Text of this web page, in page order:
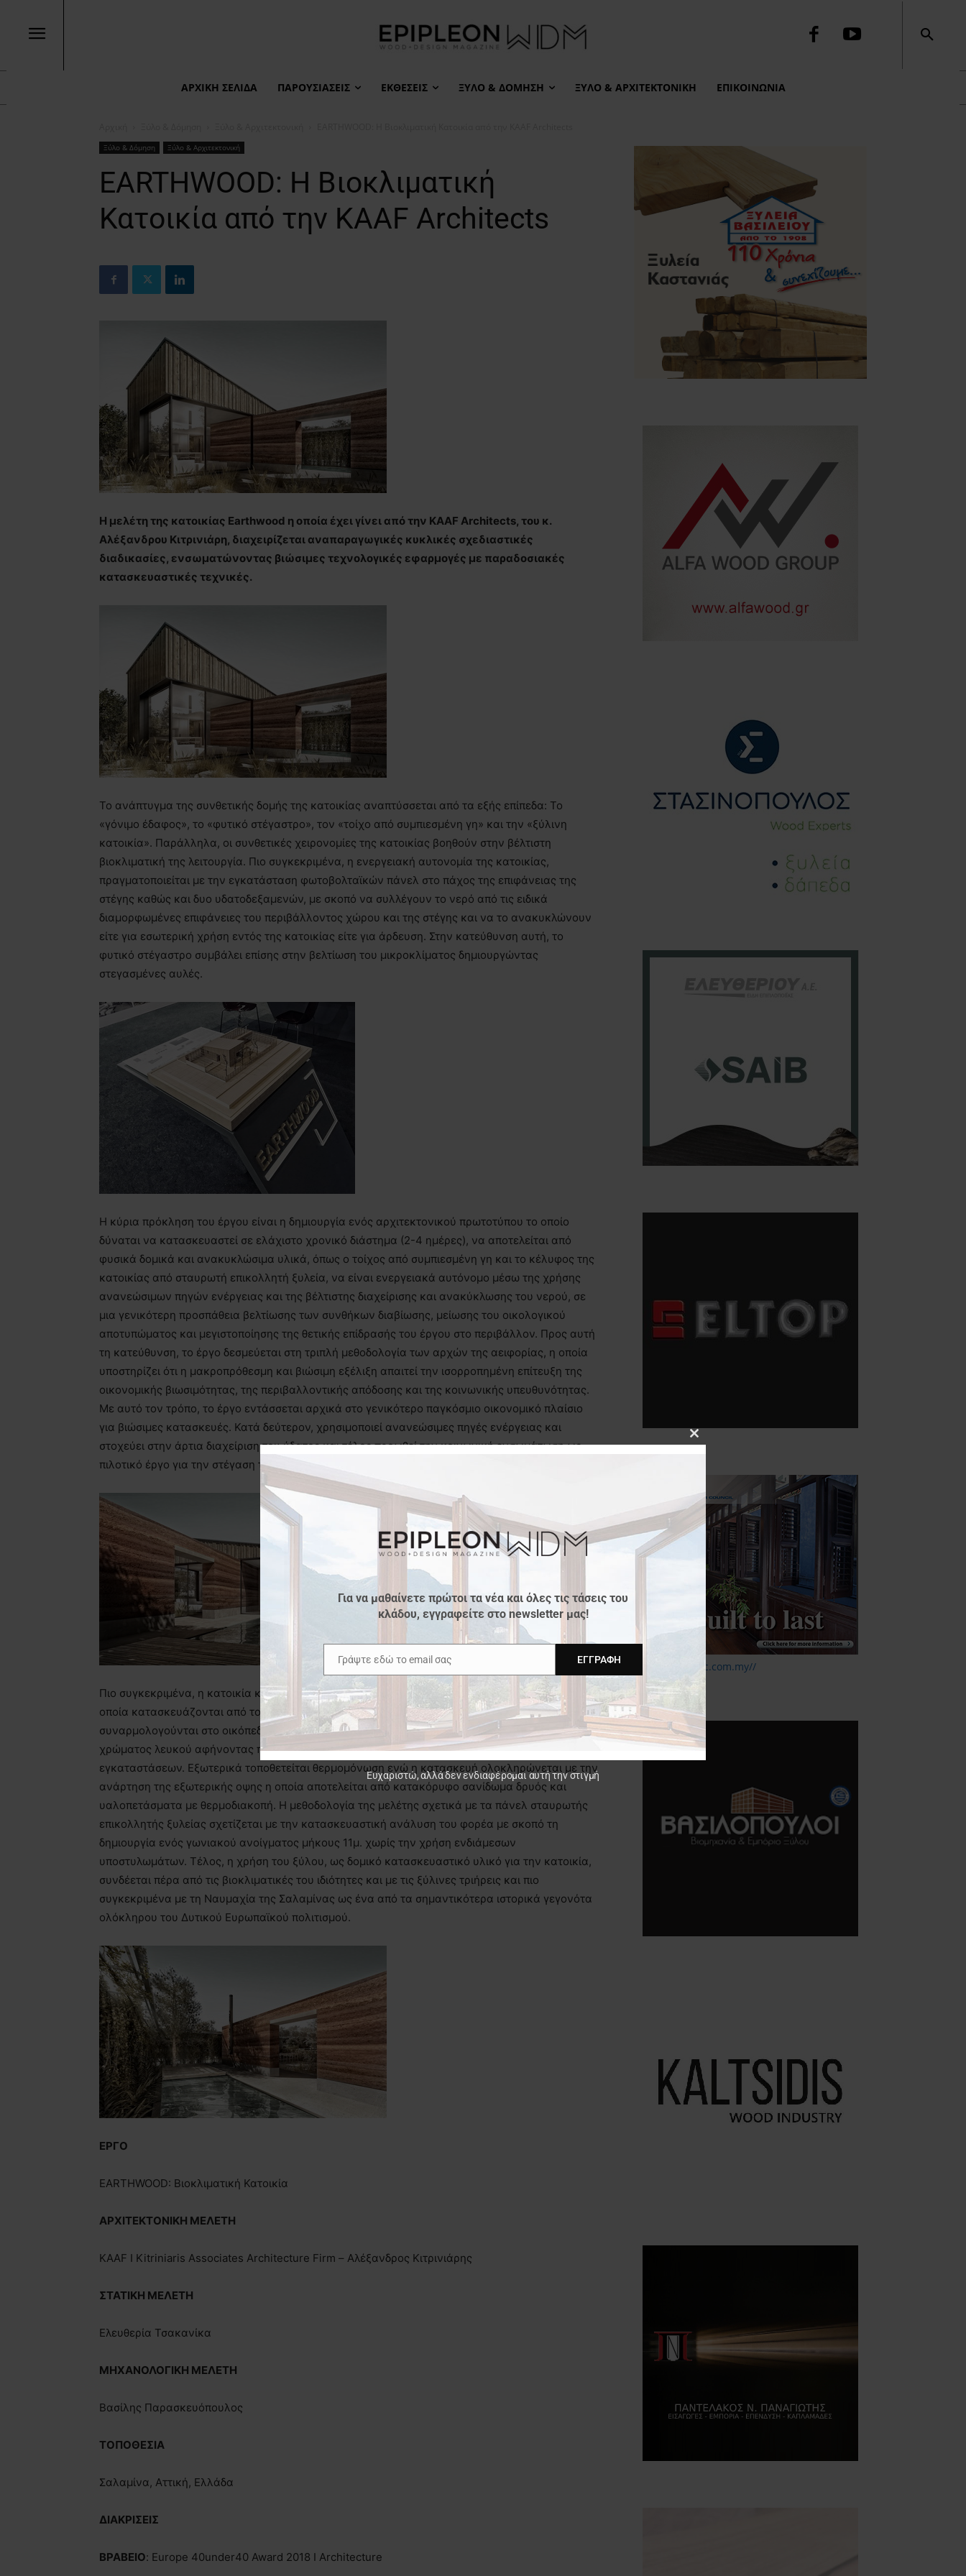
ΑΡΧΙΚΉ ΣΕΛΊΔΑ ΠΑΡΟΥΣΙΆΣΕΙΣ ΕΚΘΈΣΕΙΣ ΞΎΛΟ & ΔΌΜΗΣΗ ΞΎΛΟ & ΑΡΧΙΤΕΚΤΟΝΙΚΉ ΕΠΙΚΟΙΝΩΝΙΑ
Ξύλο & Δόμηση Ξύλο & Αρχιτεκτονική
EARTHWOOD: H Βιοκλιματική
Κατοικία από την KAAF Architects
H μελέτη της κατοικίας Earthwood η οποία έχει γίνει από την KAAF Architects, του κ.
Αλέξανδρου Κιτρινιάρη, διαχειρίζεται αναπαραγωγικές κυκλικές σχεδιαστικές
διαδικασίες, ενσωματώνοντας βιώσιμες τεχνολογικές εφαρμογές με παραδοσιακές
κατασκευαστικές τεχνικές.
Το ανάπτυγμα της συνθετικής δομής της κατοικίας αναπτύσσεται από τα εξής επίπεδα: Το
«γόνιμο έδαφος», το «φυτικό στέγαστρο», τον «τοίχο από συμπιεσμένη γη» και την «ξύλινη
κατοικία». Παράλληλα, οι συνθετικές χειρονομίες της κατοικίας βοηθούν στην βέλτιστη
βιοκλιματική της λειτουργία. Πιο συγκεκριμένα, η ενεργειακή αυτονομία της κατοικίας,
πραγματοποιείται με την εγκατάσταση φωτοβολταϊκών πάνελ στο πάχος της επιφάνειας της
στέγης καθώς και δυο υδατοδεξαμενών, με σκοπό να συλλέγουν το νερό από τις ειδικά
διαμορφωμένες επιφάνειες του περιβάλλοντος χώρου και της στέγης και να το ανακυκλώνουν
είτε για εσωτερική χρήση εντός της κατοικίας είτε για άρδευση. Στην κατεύθυνση αυτή, το
φυτικό στέγαστρο συμβάλει επίσης στην βελτίωση του μικροκλίματος δημιουργώντας
στεγασμένες αυλές.
Η κύρια πρόκληση του έργου είναι η δημιουργία ενός αρχιτεκτονικού πρωτοτύπου το οποίο
δύναται να κατασκευαστεί σε ελάχιστο χρονικό διάστημα (2-4 ημέρες), να αποτελείται από
φυσικά δομικά και ανακυκλώσιμα υλικά, όπως ο τοίχος από συμπιεσμένη γη και το κέλυφος της
κατοικίας από σταυρωτή επικολλητή ξυλεία, να είναι ενεργειακά αυτόνομο μέσω της χρήσης
ανανεώσιμων πηγών ενέργειας και της βέλτιστης διαχείρισης και ανακύκλωσης του νερού, σε
μια γενικότερη προσπάθεια βελτίωσης των συνθήκων διαβίωσης, μείωσης του οικολογικού
αποτυπώματος και μεγιστοποίησης της θετικής επίδρασής του έργου στο περιβάλλον. Προς αυτή
τη κατεύθυνση, το έργο δεσμεύεται στη τριπλή μεθοδολογία των αρχών της αειφορίας, η οποία
υποστηρίζει ότι η μακροπρόθεσμη και βιώσιμη εξέλιξη απαιτεί την ισορροπημένη επίτευξη της
οικονομικής βιωσιμότητας, της περιβαλλοντικής απόδοσης και της κοινωνικής υπευθυνότητας.
Με αυτό τον τρόπο, το έργο εντάσσεται αρχικά στο γενικότερο παγκόσμιο οικονομικό πλαίσιο
για βιώσιμες κατασκευές. Κατά δεύτερον, χρησιμοποιεί ανανεώσιμες πηγές ενέργειας και
στοχεύει στην άρτια διαχείριση του ύδατος και τέλος προωθεί την κοινωνική ενσωμάτωση ως
πιλοτικό έργο για την στέγαση του συνεχώς αυξανόμενου πληθυσμού.
Πιο συγκεκριμένα, η κατοικία κατασκευάζεται από πάνελ σταυρωτής επικολλητής ξυλείας τα
οποία κατασκευάζονται από τοπικά εργοστάσια και τα οποία μεταφέρονται και
συναρμολογούνται στο οικόπεδο. Η κατασκευή εσωτερικά επικαλύπτεται με γυψοσανίδα
χρώματος λευκού αφήνοντας παράλληλα ένα διάκενο για την εξυπηρέτηση μηχανολογικών
εγκαταστάσεων. Εξωτερικά τοποθετείται θερμομόνωση ενώ η κατασκευή ολοκληρώνεται με την
ανάρτηση της εξωτερικής οψης η οποία αποτελείται από κατακόρυφο σανίδωμα δρυός και
υαλοπετάσματα με θερμοδιακοπή. Η μεθοδολογία της μελέτης σχετικά με τα πάνελ σταυρωτής
επικολλητής ξυλείας σχετίζεται με την κατασκευαστική ανάλυση του φορέα με σκοπό τη
δημιουργία ενός γωνιακού ανοίγματος μήκους 11μ. χωρίς την χρήση ενδιάμεσων
υποστυλωμάτων. Τέλος, η χρήση του ξύλου, ως δομικό κατασκευαστικό υλικό για την κατοικία,
συνδέεται πέρα από τις βιοκλιματικές του ιδιότητες και με τις ξύλινες τριήρεις και πιο
συγκεκριμένα με τη Ναυμαχία της Σαλαμίνας ως ένα από τα σημαντικότερα ιστορικά γεγονότα
ολόκληρου του Δυτικού Ευρωπαϊκού πολιτισμού.
ΕΡΓΟ
EARTHWOOD: Βιοκλιματική Κατοικία
ΑΡΧΙΤΕΚΤΟΝΙΚΗ ΜΕΛΕΤΗ
KAAF I Kitriniaris Associates Architecture Firm – Αλέξανδρος Κιτρινιάρης
ΣΤΑΤΙΚΗ ΜΕΛΕΤΗ
Ελευθερία Τσακανίκα
ΜΗΧΑΝΟΛΟΓΙΚΗ ΜΕΛΕΤΗ
Βασίλης Παρασκευόπουλος
ΤΟΠΟΘΕΣΙΑ
Σαλαμίνα, Αττική, Ελλάδα
ΔΙΑΚΡΙΣΕΙΣ
ΒΡΑΒΕΙΟ: Europe 40under40 Award 2018 I Architecture
http://www.mtc.com.my//
Close
Για να μαθαίνετε πρώτοι τα νέα και όλες τις τάσεις του
κλάδου, εγγραφείτε στο newsletter μας!
Email
Γράψτε εδώ το email σας ΕΓΓΡΑΦΉ
Ευχαριστώ, αλλά δεν ενδιαφέρομαι αυτή την στιγμή